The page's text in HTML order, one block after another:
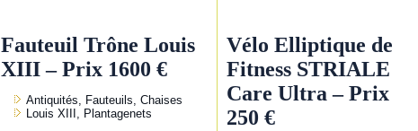
Fauteuil Trône Louis
XIII – Prix 1600 €
Antiquités, Fauteuils, Chaises
Louis XIII, Plantagenets
Vélo Elliptique de
Fitness STRIALE
Care Ultra – Prix
250 €